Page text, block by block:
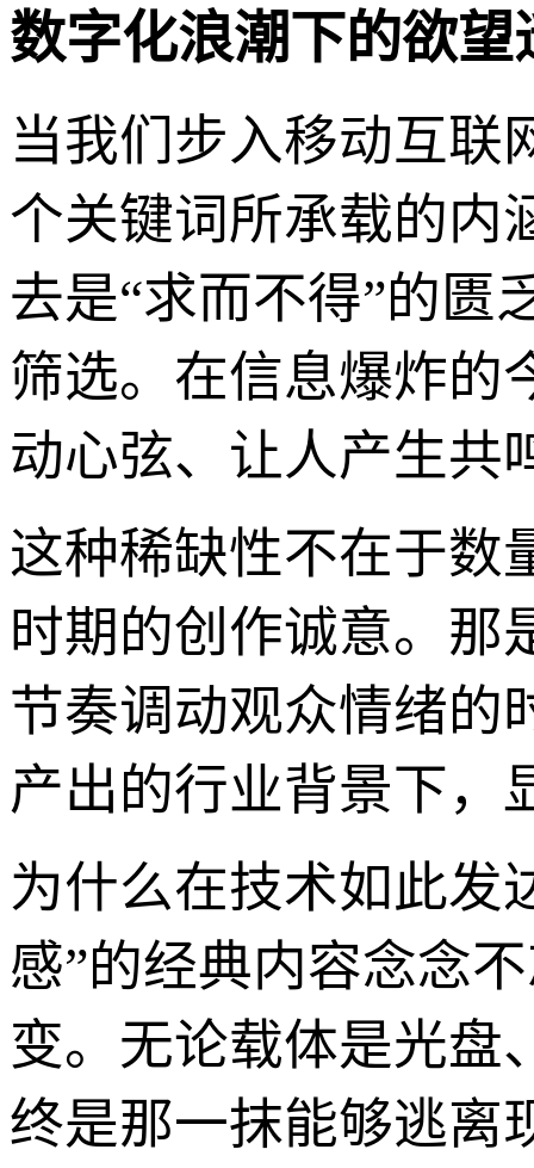
数字化浪潮下的欲
当我们步入移动互联
个关键词所承载的内
去是“求而不得”的匮
筛选。在信息爆炸的
动心弦、让人产生共
这种稀缺性不在于数
时期的创作诚意。那
节奏调动观众情绪的
产出的行业背景下，
为什么在技术如此发
感”的经典内容念念
变。无论载体是光盘
终是那一抹能够逃离